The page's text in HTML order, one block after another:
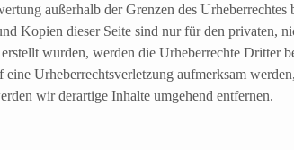
außerhalb der Grenzen des
Kopien dieser Seite sind nur für den privaten,
wurden, werden die Urheberrechte Dritter
Urheberrechtsverletzung aufmerksam
wir derartige Inhalte umgehend entfernen.